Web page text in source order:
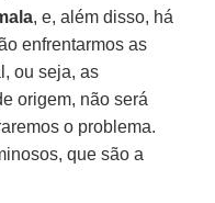
, e, além disso, há
enfrentarmos as
ou seja, as
origem, não será
o problema.
que são a